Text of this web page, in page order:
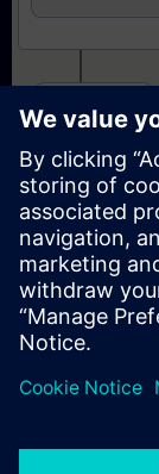
Voorbereiding-
met TIA Portal
Examen
TIA Portal